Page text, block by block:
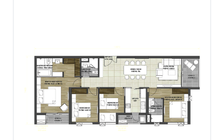
Căn hộ 4PN D-Homme
- Diện tích xây dựng: 127.60 m²